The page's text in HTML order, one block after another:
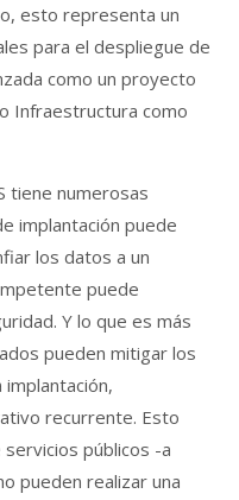
esto representa un
para el despliegue de
como un proyecto
Infraestructura como
tiene numerosas
implantación puede
los datos a un
puede
Y lo que es más
pueden mitigar los
recurrente. Esto
públicos -a
pueden realizar una